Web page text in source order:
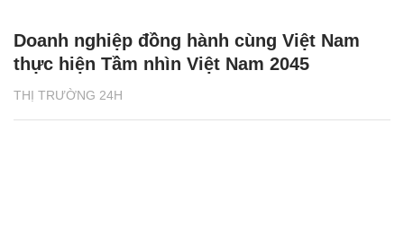
THỊ TRƯỜNG 24H
Doanh nghiệp đồng hành cùng Việt Nam
thực hiện Tầm nhìn Việt Nam 2045